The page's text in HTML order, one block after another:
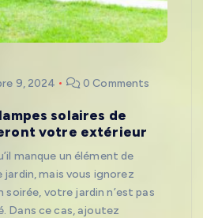
9, 2024 0 Comments
solaires de
votre extérieur
manque un élément de
mais vous ignorez
soirée, votre jardin n’est pas
Dans ce cas, ajoutez